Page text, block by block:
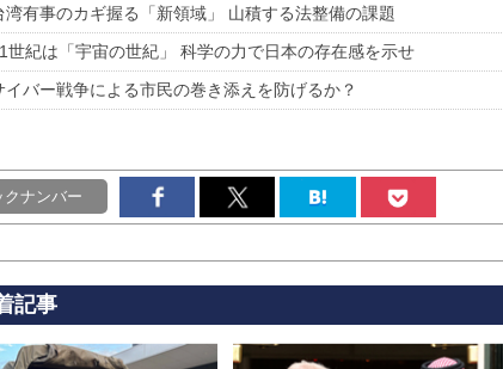
湾有事のカギ握る「新領域」 山積する法整備の課題
世紀は「宇宙の世紀」 科学の力で日本の存在感を示せ
イバー戦争による市民の巻き添えを防げるか？
クナンバー
記事